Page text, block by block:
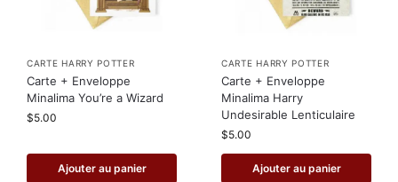
CARTE HARRY POTTER
Carte + Enveloppe
Minalima You’re a Wizard
$5.00
Ajouter au panier
CARTE HARRY POTTER
Carte + Enveloppe
Minalima Harry
Undesirable Lenticulaire
$5.00
Ajouter au panier